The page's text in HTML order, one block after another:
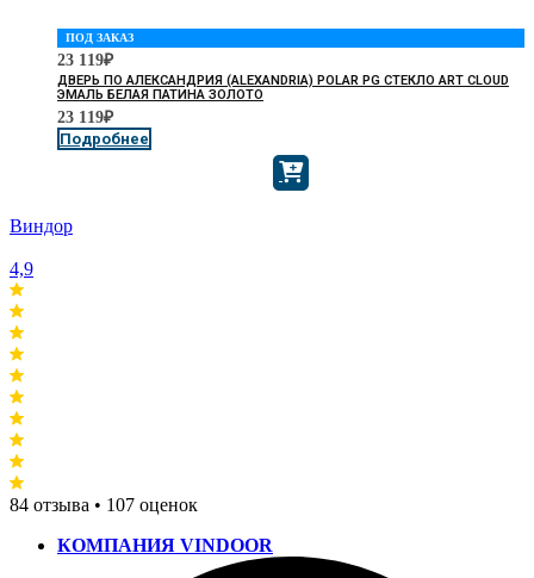
ПОД ЗАКАЗ
23 119₽
ДВЕРЬ ПО АЛЕКСАНДРИЯ (ALEXANDRIA) POLAR PG СТЕКЛО ART CLOUD
ЭМАЛЬ БЕЛАЯ ПАТИНА ЗОЛОТО
23 119₽
Подробнее
Виндор
4,9
84 отзыва • 107 оценок
КОМПАНИЯ VINDOOR